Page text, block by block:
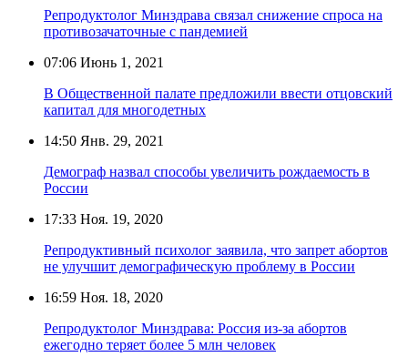
Репродуктолог Минздрава связал снижение спроса на
противозачаточные с пандемией
07:06 Июнь 1, 2021
В Общественной палате предложили ввести отцовский
капитал для многодетных
14:50 Янв. 29, 2021
Демограф назвал способы увеличить рождаемость в
России
17:33 Ноя. 19, 2020
Репродуктивный психолог заявила, что запрет абортов
не улучшит демографическую проблему в России
16:59 Ноя. 18, 2020
Репродуктолог Минздрава: Россия из-за абортов
ежегодно теряет более 5 млн человек